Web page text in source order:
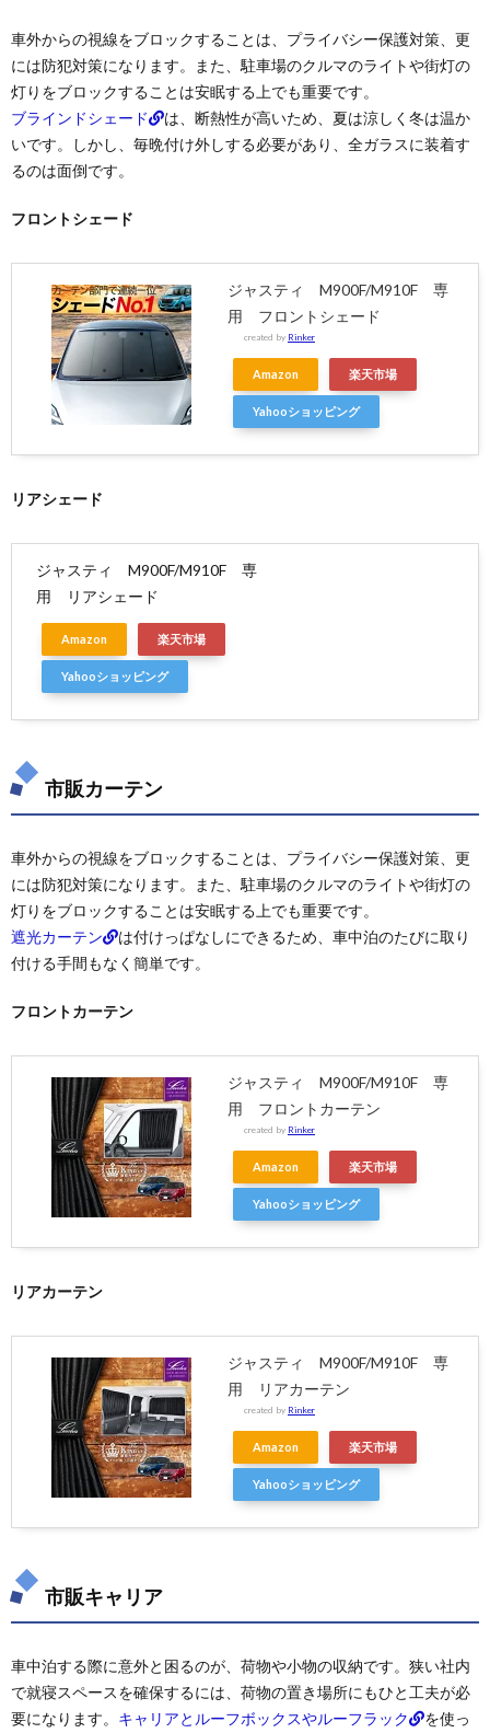
車外からの視線をブロックすることは、プライバシー保護対策、更
には防犯対策になります。また、駐車場のクルマのライトや街灯の
灯りをブロックすることは安眠する上でも重要です。
ブラインドシェード
は、断熱性が高いため、夏は涼しく冬は温か
いです。しかし、毎晩付け外しする必要があり、全ガラスに装着す
るのは面倒です。
フロントシェード
ジャスティ M900F/M910F 専
用 フロントシェード
created by Rinker
Amazon 楽天市場
Yahooショッピング
リアシェード
ジャスティ M900F/M910F 専
用 リアシェード
Amazon 楽天市場
Yahooショッピング
市販カーテン
車外からの視線をブロックすることは、プライバシー保護対策、更
には防犯対策になります。また、駐車場のクルマのライトや街灯の
灯りをブロックすることは安眠する上でも重要です。
遮光カーテン
は付けっぱなしにできるため、車中泊のたびに取り
付ける手間もなく簡単です。
フロントカーテン
ジャスティ M900F/M910F 専
用 フロントカーテン
created by Rinker
Amazon 楽天市場
Yahooショッピング
リアカーテン
ジャスティ M900F/M910F 専
用 リアカーテン
created by Rinker
Amazon 楽天市場
Yahooショッピング
市販キャリア
車中泊する際に意外と困るのが、荷物や小物の収納です。狭い社内
で就寝スペースを確保するには、荷物の置き場所にもひと工夫が必
要になります。 キャリアとルーフボックスやルーフラック を使っ